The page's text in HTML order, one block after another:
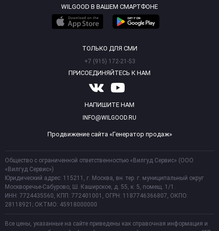
WILGOOD В ВАШЕМ СМАРТФОНЕ
ТОЛЬКО ДЛЯ СМИ
+7 (915) 172-21-53
ПРИСОЕДИНЯЙТЕСЬ К НАМ
НАПИШИТЕ НАМ
INFO@WILGOOD.RU
Продвижение сайта «Генератор продаж»
Общество с ограниченной ответственностью «Вилгуд Сервис» (ООО
«Вилгуд Сервис»)
Юридический адрес: 115211, г. Москва, вн. тер. г. муниципальный округ
Москворечье-Сабурово, Ш. Каширское, д. 55, к. 5, помещ. 1/1.
ИНН: 7724435560, КПП: 772401001, ОГРН: 1187746366807, ОКПО:
28118921; ОКТМО: 45918000000
Все цены, указанные на сайте приведены как справочная информация и